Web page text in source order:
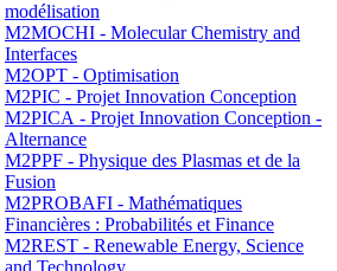
modélisation
M2MOCHI - Molecular Chemistry and
Interfaces
M2OPT - Optimisation
M2PIC - Projet Innovation Conception
M2PICA - Projet Innovation Conception -
Alternance
M2PPF - Physique des Plasmas et de la
Fusion
M2PROBAFI - Mathématiques
Financières : Probabilités et Finance
M2REST - Renewable Energy, Science
and Technology